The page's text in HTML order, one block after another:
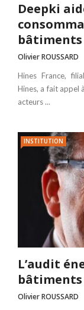
Deepki
bâtiments
Olivier ROUSSARD
Hines France,
Hines, a fait appel
acteurs ...
INSTITUTION
L’audit
bâtiments
Olivier ROUSSARD